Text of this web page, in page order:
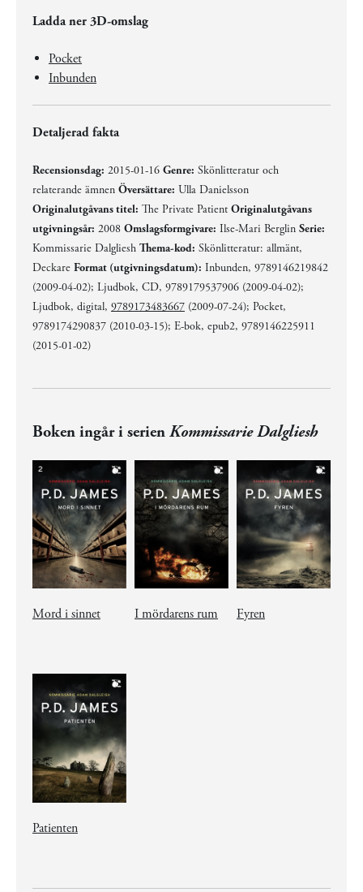
Ladda ner 3D-omslag
Pocket
Inbunden
Detaljerad fakta
Recensionsdag: 2015-01-16 Genre: Skönlitteratur och
relaterande ämnen Översättare: Ulla Danielsson
Originalutgåvans titel: The Private Patient Originalutgåvans
utgivningsår: 2008 Omslagsformgivare: Ilse-Mari Berglin Serie:
Kommissarie Dalgliesh Thema-kod: Skönlitteratur: allmänt,
Deckare Format (utgivningsdatum): Inbunden, 9789146219842
(2009-04-02); Ljudbok, CD, 9789179537906 (2009-04-02);
Ljudbok, digital, 9789173483667 (2009-07-24); Pocket,
9789174290837 (2010-03-15); E-bok, epub2, 9789146225911
(2015-01-02)
Boken ingår i serien Kommissarie Dalgliesh
Mord i sinnet I mördarens rum Fyren
Patienten